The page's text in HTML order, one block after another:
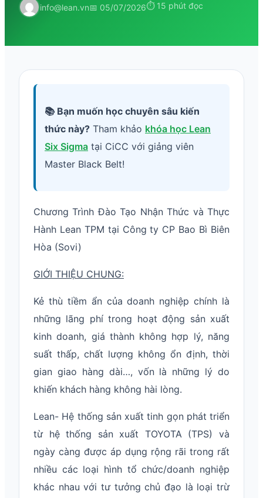
info@lean.vn📅 05/07/2026⏱ 15 phút đọc
📚 Bạn muốn học chuyên sâu kiến
thức này? Tham khảo khóa học Lean
Six Sigma tại CiCC với giảng viên
Master Black Belt!
Chương Trình Đào Tạo Nhận Thức và Thực
Hành Lean TPM tại Công ty CP Bao Bì Biên
Hòa (Sovi)
GIỚI THIỆU CHUNG:
Kẻ thù tiềm ẩn của doanh nghiệp chính là
những lãng phí trong hoạt động sản xuất
kinh doanh, giá thành không hợp lý, năng
suất thấp, chất lượng không ổn định, thời
gian giao hàng dài…, vốn là những lý do
khiến khách hàng không hài lòng.
Lean- Hệ thống sản xuất tinh gọn phát triển
từ hệ thống sản xuất TOYOTA (TPS) và
ngày càng được áp dụng rộng rãi trong rất
nhiều các loại hình tổ chức/doanh nghiệp
khác nhau với tư tưởng chủ đạo là loại trừ